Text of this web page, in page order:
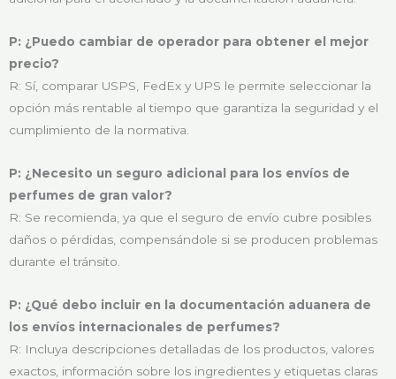
P: ¿Puedo cambiar de operador para obtener el mejor
precio?
R: Sí, comparar USPS, FedEx y UPS le permite seleccionar la
opción más rentable al tiempo que garantiza la seguridad y el
cumplimiento de la normativa.
P: ¿Necesito un seguro adicional para los envíos de
perfumes de gran valor?
R: Se recomienda, ya que el seguro de envío cubre posibles
daños o pérdidas, compensándole si se producen problemas
durante el tránsito.
P: ¿Qué debo incluir en la documentación aduanera de
los envíos internacionales de perfumes?
R: Incluya descripciones detalladas de los productos, valores
exactos, información sobre los ingredientes y etiquetas claras